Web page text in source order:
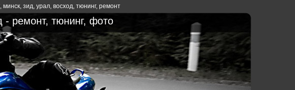
зид, урал, восход,тюнинг,ремонт
ремонт, тюнинг, фото